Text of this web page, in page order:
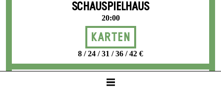
SCHAUSPIELHAUS
20:00
Karten
8 / 24 / 31 / 36 / 42 €
03. Nov